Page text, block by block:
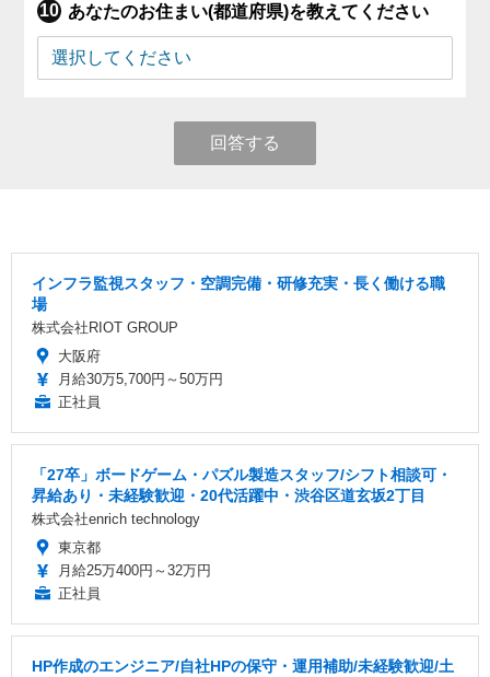
あなたのお住まい(都道府県)を教えてください
回答する
インフラ監視スタッフ・空調完備・研修充実・長く働ける職
場
株式会社RIOT GROUP
大阪府
月給30万5,700円～50万円
正社員
「27卒」ボードゲーム・パズル製造スタッフ/シフト相談可・
昇給あり・未経験歓迎・20代活躍中・渋谷区道玄坂2丁目
株式会社enrich technology
東京都
月給25万400円～32万円
正社員
HP作成のエンジニア/自社HPの保守・運用補助/未経験歓迎/土